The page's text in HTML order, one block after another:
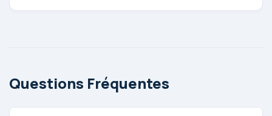
Questions Fréquentes